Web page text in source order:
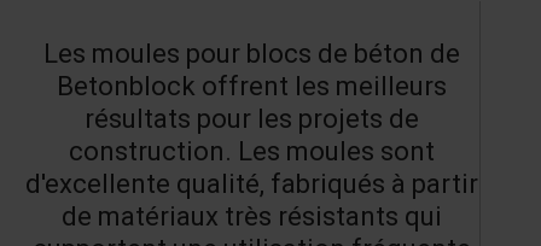
Les moules pour blocs de béton de
Betonblock offrent les meilleurs
résultats pour les projets de
construction. Les moules sont
d'excellente qualité, fabriqués à partir
de matériaux très résistants qui